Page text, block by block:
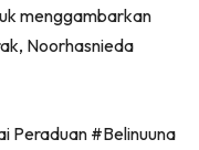
menggambarkan
Noorhasnieda
Peraduan #Belinuuna